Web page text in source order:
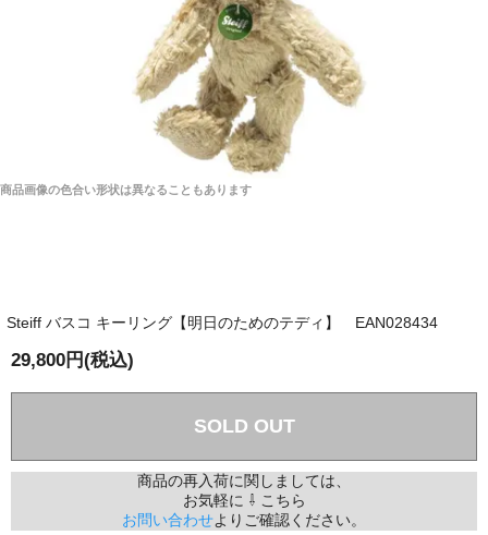
商品画像の色合い形状は異なることもあります
Steiff バスコ キーリング【明日のためのテディ】 EAN028434
29,800円(税込)
SOLD OUT
商品の再入荷に関しましては、
お気軽に ⇩ こちら
お問い合わせよりご確認ください。